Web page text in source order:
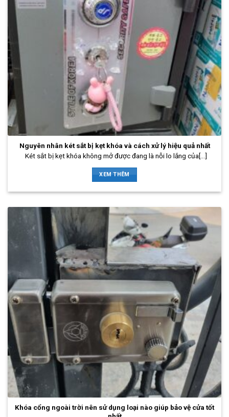
Nguyên nhân két sắt bị kẹt khóa và cách xử lý hiệu quả nhất
Két sắt bị kẹt khóa không mở được đang là nỗi lo lắng của[...]
XEM THÊM
Khóa cổng ngoài trời nên sử dụng loại nào giúp bảo vệ cửa tốt